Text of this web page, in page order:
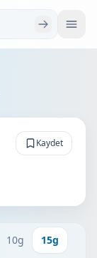
Kaydet
10g
15g